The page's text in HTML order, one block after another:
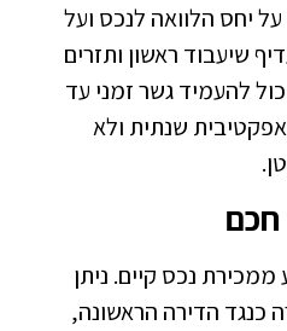
יחס הלוואה לנכס ועל
שיעבוד ראשון ותזרים
להעמיד גשר זמני עד
שנתית ולא
חכם
ממכירת נכס קיים. ניתן
כנגד הדירה הראשונה,